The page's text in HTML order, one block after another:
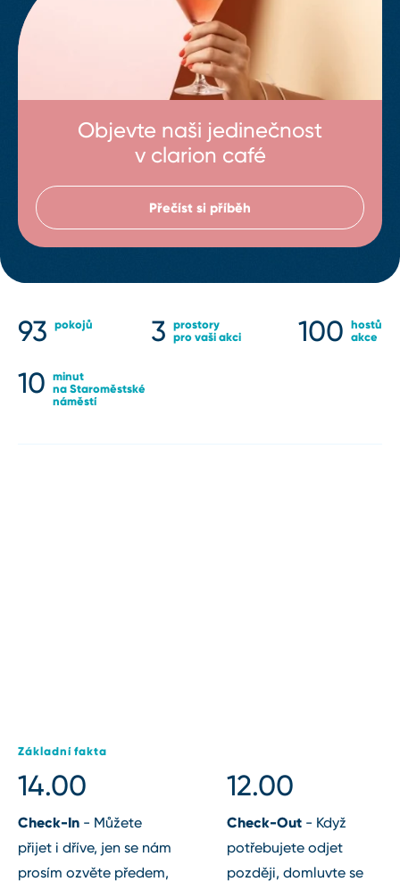
Objevte naši jedinečnost
v clarion café
Přečíst si příběh
93 pokojů 3 prostory
pro vaši akci
100 hostů
akce
10 minut
na Staroměstské
náměstí
Základní fakta
14.00
Check⁠-⁠In ⁠-⁠ Můžete
přijet i dříve, jen se nám
prosím ozvěte předem,
12.00
Check⁠-⁠Out ⁠-⁠ Když
potřebujete odjet
později, domluvte se